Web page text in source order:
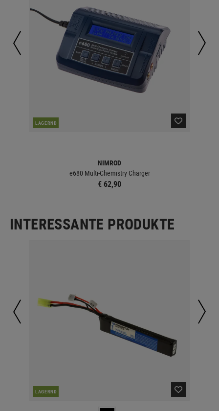
LAGERND
NIMROD
e680 Multi-Chemistry Charger
€ 62,90
INTERESSANTE PRODUKTE
LAGERND